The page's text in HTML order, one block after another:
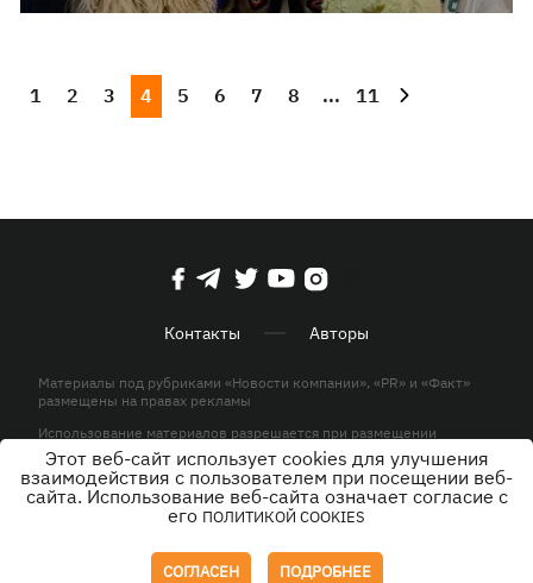
1 2 3 4 5 6 7 8 ... 11
Контакты Авторы
Материалы под рубриками «Новости компании», «PR» и «Факт»
размещены на правах рекламы
Использование материалов разрешается при размещении
активной гиперссылки на KP.UA в первом абзаце.
© ООО «ЮЛАВ МЕДИА»,2026. Все права защищены.
Этот веб-сайт использует cookies для улучшения
взаимодействия с пользователем при посещении веб-
сайта. Использование веб-сайта означает согласие с
его ПОЛИТИКОЙ COOKIES
СОГЛАСЕН ПОДРОБНЕЕ